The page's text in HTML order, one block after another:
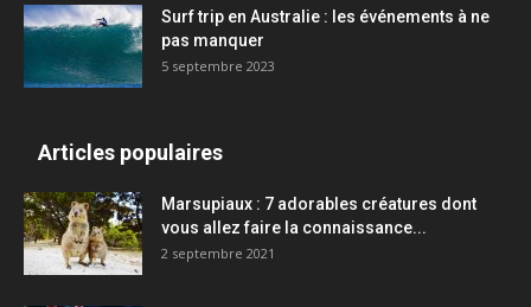
Surf trip en Australie : les événements à ne
pas manquer
5 septembre 2023
Articles populaires
Marsupiaux : 7 adorables créatures dont
vous allez faire la connaissance...
2 septembre 2021